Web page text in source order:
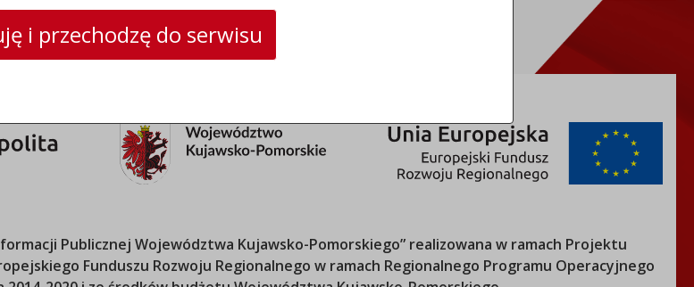
PublicznejWojewództwa Kujawsko-Pomorskiego” realizowana w ramach Projektu
Funduszu Rozwoju Regionalnego w ramach Regionalnego Programu Operacyjnego
i przechodzę do serwisu